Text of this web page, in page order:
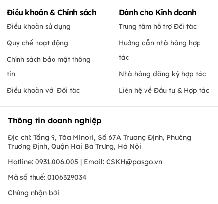
Điều khoản & Chính sách
Điều khoản sử dụng
Quy chế hoạt động
Chính sách bảo mật thông
tin
Điều khoản với Đối tác
Dành cho Kinh doanh
Trung tâm hỗ trợ Đối tác
Hướng dẫn nhà hàng hợp
tác
Nhà hàng đăng ký hợp tác
Liên hệ về Đầu tư & Hợp tác
Thông tin doanh nghiệp
Địa chỉ: Tầng 9, Tòa Minori, Số 67A Trương Định, Phường
Trương Định, Quận Hai Bà Trưng, Hà Nội
Hotline: 0931.006.005 | Email: CSKH@pasgo.vn
Mã số thuế: 0106329034
Chứng nhận bởi